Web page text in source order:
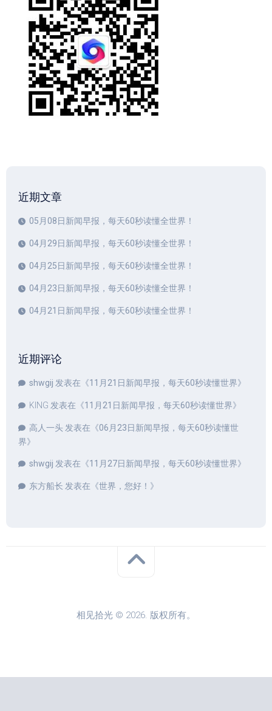
近期文章
05月08日新闻早报，每天60秒读懂全世界！
04月29日新闻早报，每天60秒读懂全世界！
04月25日新闻早报，每天60秒读懂全世界！
04月23日新闻早报，每天60秒读懂全世界！
04月21日新闻早报，每天60秒读懂全世界！
近期评论
shwgij 发表在《11月21日新闻早报，每天60秒读懂世界》
KING 发表在《11月21日新闻早报，每天60秒读懂世界》
高人一头发表在《06月23日新闻早报，每天60秒读懂世
界》
shwgij 发表在《11月27日新闻早报，每天60秒读懂世界》
东方船长 发表在《世界，您好！ 》
相见拾光 © 2026. 版权所有。